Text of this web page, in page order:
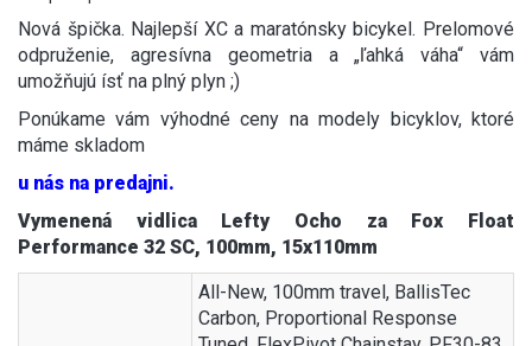
Nová špička. Najlepší XC a maratónsky bicykel. Prelomové
odpruženie, agresívna geometria a „ľahká váha“ vám
umožňujú ísť na plný plyn ;)
Ponúkame vám výhodné ceny na modely bicyklov, ktoré
máme skladom
u nás na predajni.
Vymenená vidlica Lefty Ocho za Fox Float
Performance 32 SC, 100mm, 15x110mm
All-New, 100mm travel, BallisTec
Carbon, Proportional Response